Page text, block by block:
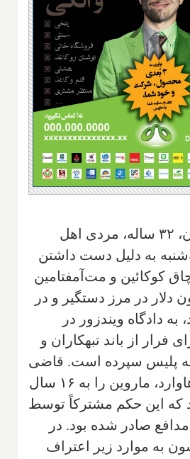
۷- ماروین واتسون، ۳۲ ساله، مردی اهل
به دلیل دست داشتن
کوکائین و مت‌آمفتامین
۳۶ میلیون دلار در مرز دستگیر و در
دادگاه ویندزور در
فرار از باند تبهکاران و
پلیس سپرده است. قاضی
دادگاه عالی، پل هاوارد، ماروین را به ۱۶ سال
که این حکم مشترکاً توسط
صادر شده بود. در
به موارد زیر اعتراف